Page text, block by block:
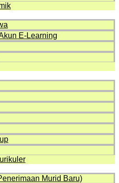
E-Learning
Murid Baru)